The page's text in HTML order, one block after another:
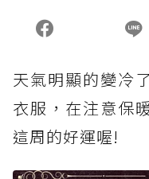
天氣明顯的變冷
衣服，在注意保
這周的好運喔!